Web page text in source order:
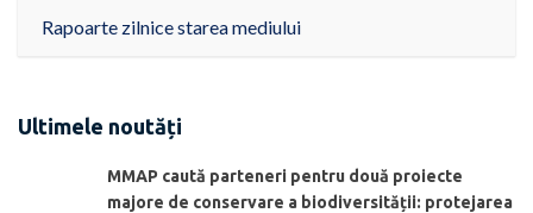
Rapoarte zilnice starea mediului
Ultimele noutăți
MMAP caută parteneri pentru două proiecte
majore de conservare a biodiversității: protejarea